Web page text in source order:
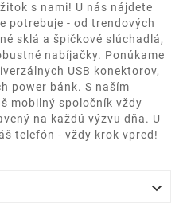
s nami! U nás nájdete
potrebuje - od trendových
sklá a špičkové slúchadlá,
nabíjačky. Ponúkame
USB konektorov,
power bánk. S naším
mobilný spoločník vždy
na každú výzvu dňa. U
telefón - vždy krok vpred!
